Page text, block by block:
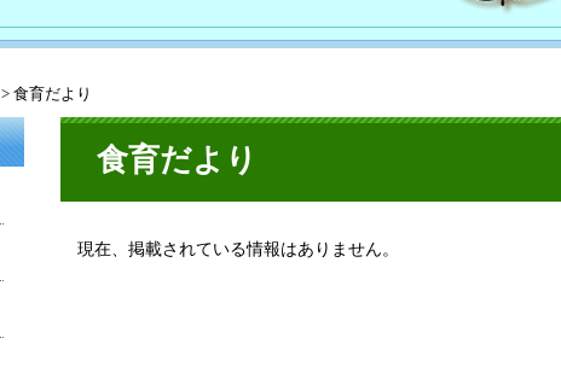
> 食育だより
食育だより
現在、掲載されている情報はありません。